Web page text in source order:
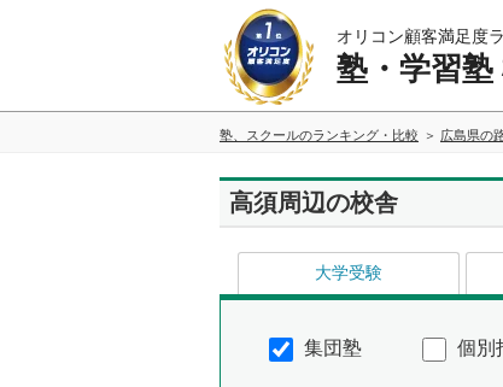
オリコン顧客満足度
塾・学習塾
塾、スクールのランキング・比較 広島県の
高須周辺の校舎
大学受験
集団塾 個別